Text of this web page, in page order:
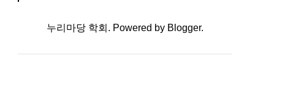
누리마당 학회. Powered by Blogger.